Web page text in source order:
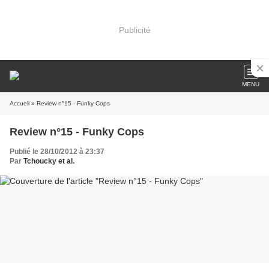
Publicité
MENU
Accueil » Review n°15 - Funky Cops
Review n°15 - Funky Cops
Publié le 28/10/2012 à 23:37
Par Tchoucky et al.